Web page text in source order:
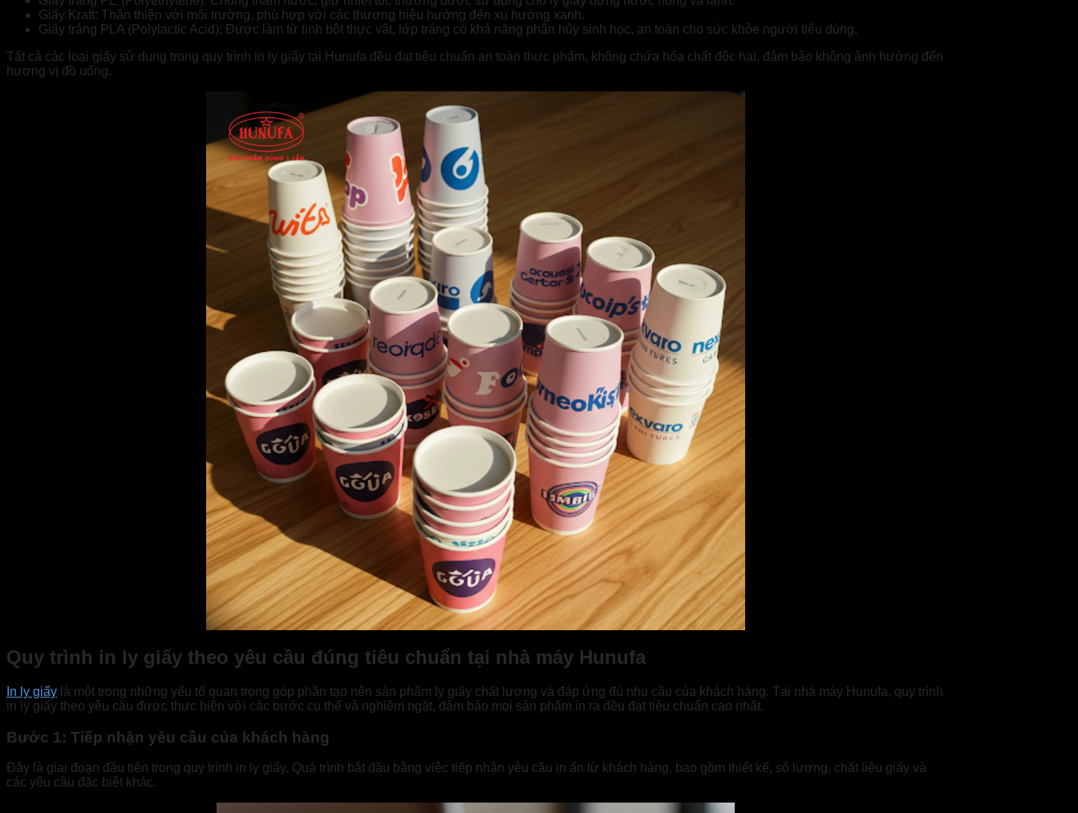
Giấy Kraft: Thân thiện với môi trường, phù hợp với các thương hiệu hướng đến xu hướng xanh.
Giấy tráng PLA (Polylactic Acid): Được làm từ tinh bột thực vật, lớp tráng có khả năng phân hủy sinh học, an toàn cho sức khỏe người tiêu dùng.
Tất cả các loại giấy sử dụng trong quy trình in ly giấy tại Hunufa đều đạt tiêu chuẩn an toàn thực phẩm, không chứa hóa chất độc hại, đảm bảo không ảnh hưởng đến
hương vị đồ uống.
Quy trình in ly giấy theo yêu cầu đúng tiêu chuẩn tại nhà máy Hunufa
In ly giấy là một trong những yếu tố quan trọng góp phần tạo nên sản phẩm ly giấy chất lượng và đáp ứng đủ nhu cầu của khách hàng. Tại nhà máy Hunufa, quy trình
in ly giấy theo yêu cầu được thực hiện với các bước cụ thể và nghiêm ngặt, đảm bảo mọi sản phẩm in ra đều đạt tiêu chuẩn cao nhất.
Bước 1: Tiếp nhận yêu cầu của khách hàng
Đây là giai đoạn đầu tiên trong quy trình in ly giấy. Quá trình bắt đầu bằng việc tiếp nhận yêu cầu in ấn từ khách hàng, bao gồm thiết kế, số lượng, chất liệu giấy và
các yêu cầu đặc biệt khác.